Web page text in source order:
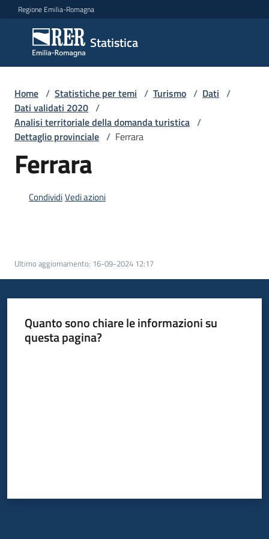
Vai al contenuto
Vai alla navigazione
Vai al footer
Regione Emilia-Romagna
Statistica
Statistica
Novità
Dati
per
temi
Metadati
Home / Statistiche per temi / Turismo / Dati /
Dati validati 2020 /
Analisi territoriale della domanda turistica /
Dettaglio provinciale / Ferrara
Ferrara
CondividiVedi azioni
Ultimo aggiornamento: 16-09-2024 12:17
Quanto sono chiare le informazioni su
questa pagina?